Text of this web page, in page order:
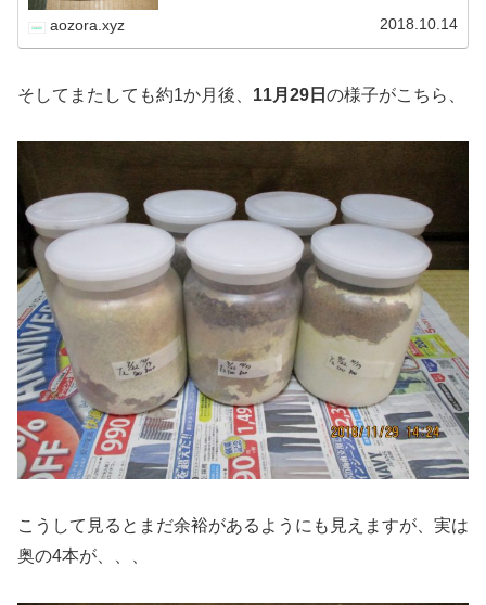
aozora.xyz 2018.10.14
そしてまたしても約1か月後、 11月29日 の様子がこちら、
こうして見るとまだ余裕があるようにも見えますが、実は
奥の4本が、、、